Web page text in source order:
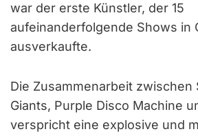
war der erste Künstler, der 15
aufeinanderfolgende Shows in
ausverkaufte.
Die Zusammenarbeit zwischen
Giants, Purple Disco Machine
verspricht eine explosive und